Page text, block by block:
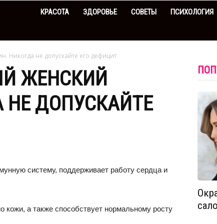
КРАСОТА ЗДОРОВЬЕ СОВЕТЫ ПСИХОЛОГИЯ
Никогда не допускайте его дефицит
ЖЕНСКИЙ
ДОПУСКАЙТЕ
систему, поддерживает работу сердца и
кожи, а также способствует нормальному росту